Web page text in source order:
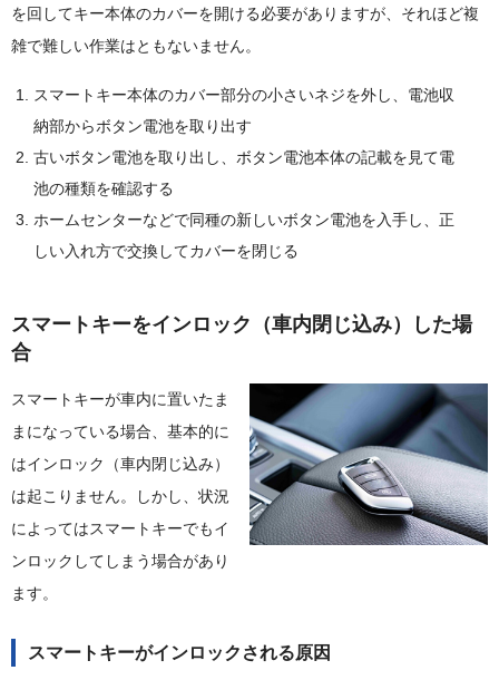
を回してキー本体のカバーを開ける必要がありますが、それほど複
雑で難しい作業はともないません。
スマートキー本体のカバー部分の小さいネジを外し、電池収
納部からボタン電池を取り出す
古いボタン電池を取り出し、ボタン電池本体の記載を見て電
池の種類を確認する
ホームセンターなどで同種の新しいボタン電池を入手し、正
しい入れ方で交換してカバーを閉じる
スマートキーをインロック（車内閉じ込み）した場
合
スマートキーが車内に置いたま
まになっている場合、基本的に
はインロック（車内閉じ込み）
は起こりません。しかし、状況
によってはスマートキーでもイ
ンロックしてしまう場合があり
ます。
スマートキーがインロックされる原因